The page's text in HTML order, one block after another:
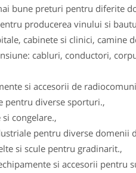
bune preturi pentru diferite
producerea vinului si
cabinete si clinici, camine
cabluri, conductori,
si accesorii de
pentru diverse sporturi.,
congelare.,
pentru diverse domenii
si scule pentru gradinarit.,
si accesorii pentru